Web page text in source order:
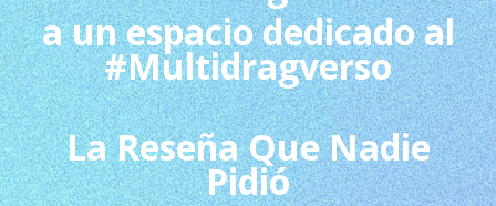
a un espacio dedicado al
#Multidragverso
La Reseña Que Nadie
Pidió